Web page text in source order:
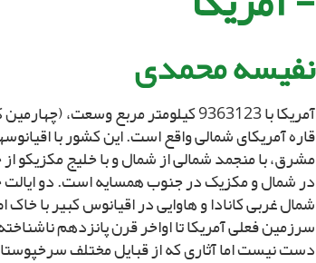
نفیسه محمدى‏
آمریکا با 9363123 کیلومتر مربع
قاره آمریکاى شمالى واقع است. این کشور با
مشرق، با منجمد شمالى از شمال و با خلیج مکزیکو
در شمال و مکزیک در جنوب همسایه است. دو ایالت
شمال غربى کانادا و هاوایى در اقیانوس کبیر با
سرزمین فعلى آمریکا تا اواخر قرن پانزدهم
دست نیست اما آثارى که از قبایل مختلف